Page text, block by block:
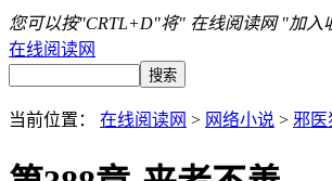
您可以按"CRTL+D"将" 在线阅读网 "加入
在线阅读网
当前位置： 在线阅读网 > 网络小说 > 邪医